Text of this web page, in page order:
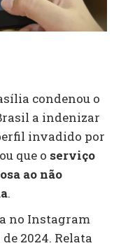
condenou o
a indenizar
invadido por
que o serviço
ao não
.
no Instagram
2024. Relata